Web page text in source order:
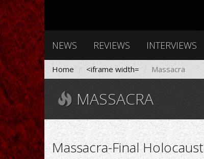
NEWS REVIEWS INTERVIEWS
Home <iframe width= Massacra
MASSACRA
Massacra-Final Holocaust